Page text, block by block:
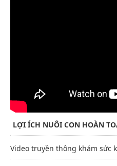
LỢI ÍCH NUÔI CON HOÀN
Video truyền thông khám sức